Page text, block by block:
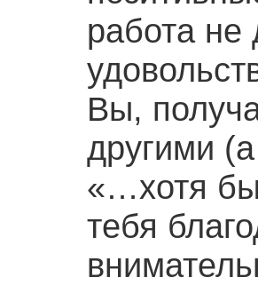
работа не
Вы,
другими
«…хотя
тебя